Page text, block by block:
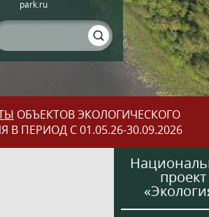
park.ru
ОБЪЕКТОВ ЭКОЛОГИЧЕСКОГО
ПЕРИОД С 01.05.26-30.09.2026
проект